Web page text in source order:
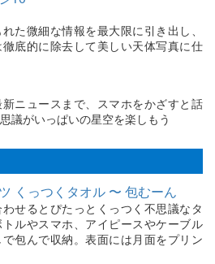
た微細な情報を最大限に引き出し、
底的に除去して美しい天体写真に仕
ニュースまで、スマホをかざすと話
議がいっぱいの星空を楽しもう
くっつくタオル 〜 包むーん
せるとぴたっとくっつく不思議なタ
ルやスマホ、アイピースやケーブル
包んで収納。表面には月面をプリン